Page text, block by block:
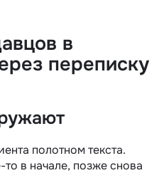
в
переписку
полотном текста.
в начале, позже снова